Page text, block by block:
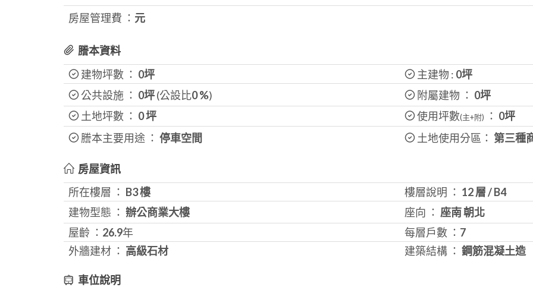
房屋管理費 ： 元
謄本資料
建物坪數 ： 0坪 主建物 : 0坪
公共設施 ： 0坪(公設比0%) 附屬建物 ： 0坪
土地坪數 ： 0坪 使用坪數(主+附) ： 0坪
謄本主要用途 ： 停車空間 土地使用分區： 第三種
房屋資訊
所在樓層 ： B3 樓 樓層說明 ： 12 層/B4
建物型態 ： 辦公商業大樓 座向 ： 座南 朝北
屋齡 ： 26.9年 每層戶數 ： 7
外牆建材 ： 高級石材 建築結構 ： 鋼筋混凝土造
車位說明